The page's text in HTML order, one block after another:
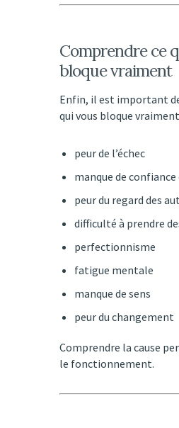
Comprendre ce
bloque vraiment
Enfin, il est important
qui vous bloque
peur de l’échec
manque de confiance
peur du regard des
difficulté à prendre
perfectionnisme
fatigue mentale
manque de sens
peur du changement
Comprendre la cause
le fonctionnement.